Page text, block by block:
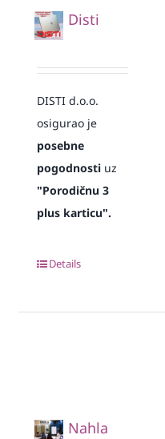
Disti
DISTI d.o.o.
osigurao je
posebne
pogodnostiuz
"Porodičnu 3
plus karticu".
Details
Nahla